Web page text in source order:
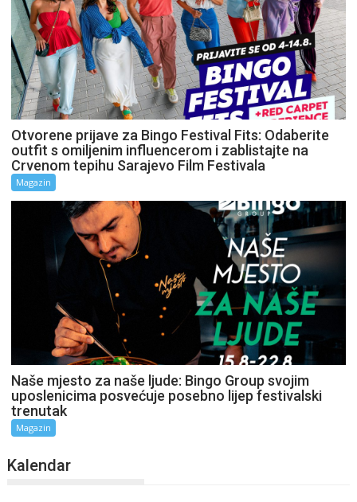
Otvorene prijave za Bingo Festival Fits: Odaberite
outfit s omiljenim influencerom i zablistajte na
Crvenom tepihu Sarajevo Film Festivala
Magazin
Naše mjesto za naše ljude: Bingo Group svojim
uposlenicima posvećuje posebno lijep festivalski
trenutak
Magazin
Kalendar